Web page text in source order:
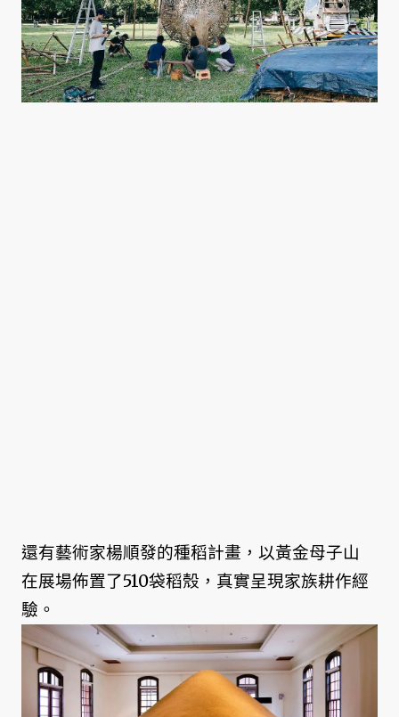
還有藝術家楊順發的種稻計畫，以黃金母子山
在展場佈置了510袋稻殼，真實呈現家族耕作經
驗。